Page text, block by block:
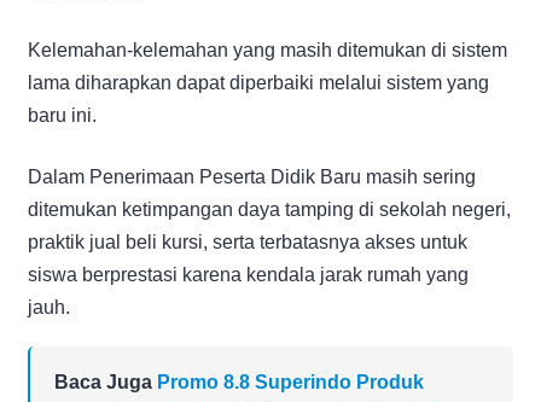
Kelemahan-kelemahan yang masih ditemukan di sistem
lama diharapkan dapat diperbaiki melalui sistem yang
baru ini.
Dalam Penerimaan Peserta Didik Baru masih sering
ditemukan ketimpangan daya tamping di sekolah negeri,
praktik jual beli kursi, serta terbatasnya akses untuk
siswa berprestasi karena kendala jarak rumah yang
jauh.
Baca Juga Promo 8.8 Superindo Produk